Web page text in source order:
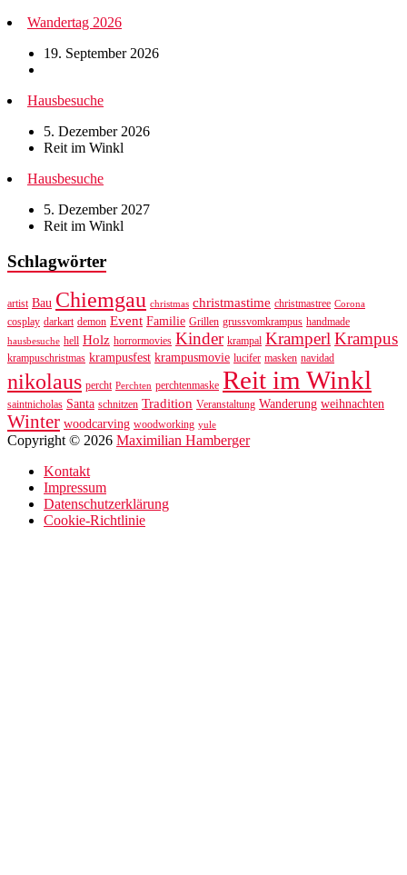
Wandertag 2026
19. September 2026
Hausbesuche
5. Dezember 2026
Reit im Winkl
Hausbesuche
5. Dezember 2027
Reit im Winkl
Schlagwörter
artist Bau Chiemgau christmas christmastime christmastree Corona
cosplay darkart demon Event Familie Grillen grussvomkrampus handmade
hausbesuche hell Holz horrormovies Kinder krampal KramperlKrampus
krampuschristmas krampusfest krampusmovie lucifer masken navidad
nikolaus percht Perchten perchtenmaske Reit im Winkl
saintnicholas Santa schnitzen Tradition Veranstaltung Wanderung weihnachten
Winter woodcarving woodworking yule
Copyright © 2026 Maximilian Hamberger
Kontakt
Impressum
Datenschutzerklärung
Cookie-Richtlinie